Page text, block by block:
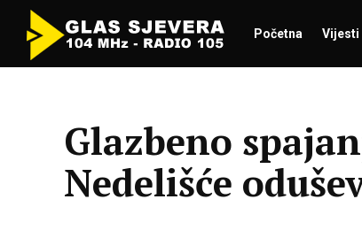
Početna Vijesti
Glazbeno
Nedelišće